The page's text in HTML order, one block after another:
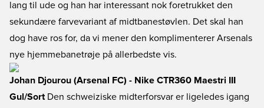
lang til ude og han har interessant nok foretrukket den
sekundære farvevariant af midtbanestøvlen. Det skal han
dog have ros for, da vi mener den komplimenterer Arsenals
nye hjemmebanetrøje på allerbedste vis.
Johan Djourou (Arsenal FC) - Nike CTR360 Maestri III
Gul/Sort Den schweiziske midterforsvar er ligeledes igang